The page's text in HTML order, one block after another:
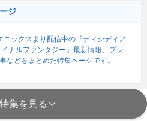
ジ
ニックスより配信中の『ディシディア
ナルファンタジー』最新情報、プレ
などをまとめた特集ページです。
集を見る